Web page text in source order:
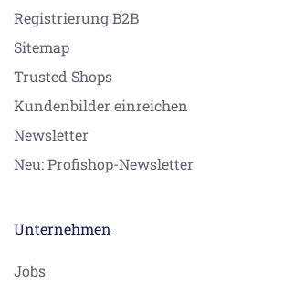
Registrierung B2B
Sitemap
Trusted Shops
Kundenbilder einreichen
Newsletter
Neu: Profishop-Newsletter
Unternehmen
Jobs